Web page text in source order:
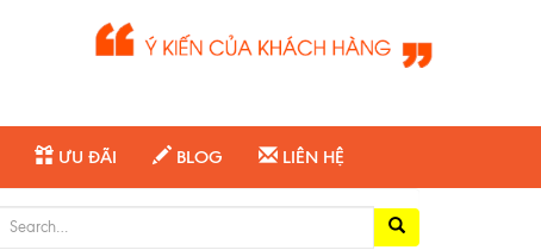
ƯU ĐÃI BLOG LIÊN HỆ
Search for: